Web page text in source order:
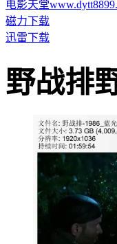
电影天堂
磁力下载
迅雷下载
野战排